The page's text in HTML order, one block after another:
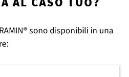
sono disponibili in una